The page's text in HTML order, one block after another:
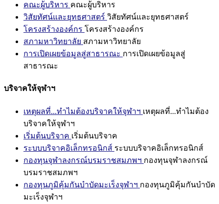
คณะผู้บริหาร คณะผู้บริหาร
วิสัยทัศน์และยุทธศาสตร์ วิสัยทัศน์และยุทธศาสตร์
โครงสร้างองค์กร โครงสร้างองค์กร
สภามหาวิทยาลัย สภามหาวิทยาลัย
การเปิดเผยข้อมูลสู่สาธารณะ การเปิดเผยข้อมูลสู่
สาธารณะ
บริจาคให้จุฬาฯ
เหตุผลที่...ทำไมต้องบริจาคให้จุฬาฯ เหตุผลที่...ทำไมต้อง
บริจาคให้จุฬาฯ
เริ่มต้นบริจาค เริ่มต้นบริจาค
ระบบบริจาคอิเล็กทรอนิกส์ ระบบบริจาคอิเล็กทรอนิกส์
กองทุนจุฬาลงกรณ์บรมราชสมภพฯ กองทุนจุฬาลงกรณ์
บรมราชสมภพฯ
กองทุนภูมิคุ้มกันบำบัดมะเร็งจุฬาฯ กองทุนภูมิคุ้มกันบำบัด
มะเร็งจุฬาฯ